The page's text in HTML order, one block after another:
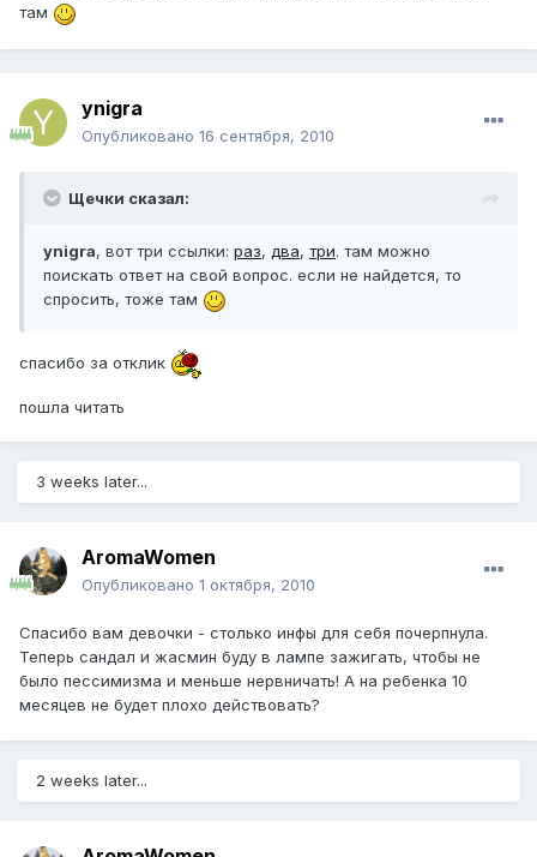
там
ynigra
Опубликовано 16 сентября, 2010
Щечки сказал:
ynigra, вот три ссылки: раз, два, три. там можно
поискать ответ на свой вопрос. если не найдется, то
спросить, тоже там
спасибо за отклик
пошла читать
3 weeks later...
AromaWomen
Опубликовано 1 октября, 2010
Спасибо вам девочки - столько инфы для себя почерпнула.
Теперь сандал и жасмин буду в лампе зажигать, чтобы не
было пессимизма и меньше нервничать! А на ребенка 10
месяцев не будет плохо действовать?
2 weeks later...